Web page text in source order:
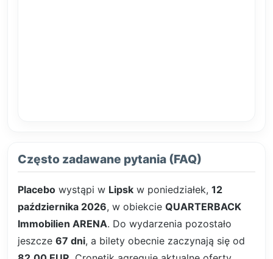
Często zadawane pytania (FAQ)
Placebo wystąpi w Lipsk w poniedziałek, 12
października 2026, w obiekcie QUARTERBACK
Immobilien ARENA. Do wydarzenia pozostało
jeszcze 67 dni, a bilety obecnie zaczynają się od